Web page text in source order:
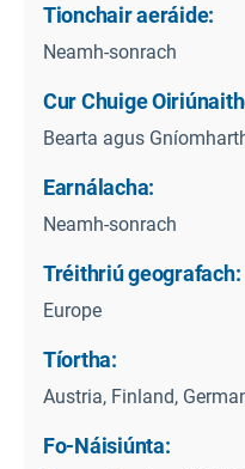
Tionchair aeráide:
Neamh-sonrach
Cur Chuige
Bearta agus
Earnálacha:
Neamh-sonrach
Tréithriú geografach:
Europe
Tíortha:
Austria, Finland,
Fo-Náisiúnta: